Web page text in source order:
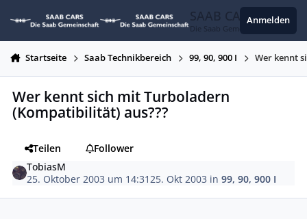
SAAB CARS
Die Saab Gemeinschaft
Anmelden
Startseite Saab Technikbereich 99, 90, 900 I Wer kennt
Wer kennt sich mit Turboladern
(Kompatibilität) aus???
Teilen
Follower
TobiasM
25. Oktober 2003 um 14:31 25. Okt 2003 in99, 90, 900 I